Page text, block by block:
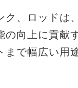
、ロッドは
向上に貢献
で幅広い用